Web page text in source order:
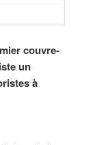
couvre-
un
à